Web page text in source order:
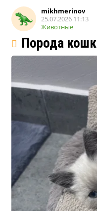
mikhmerinov
25.07.2026 11:13
Животные
Порода